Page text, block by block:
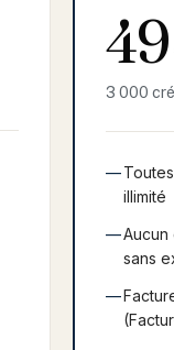
49
3 000
—
illimité
—Aucun
sans
—